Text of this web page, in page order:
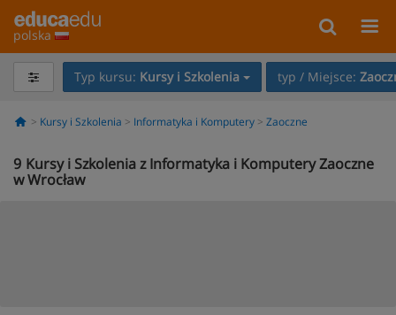
polska
Typ kursu: Kursy i Szkolenia typ / Miejsce:
Kursy i Szkolenia Informatyka i Komputery Zaoczne
9 Kursy i Szkolenia z Informatyka i Komputery Zaoczne
w Wrocław